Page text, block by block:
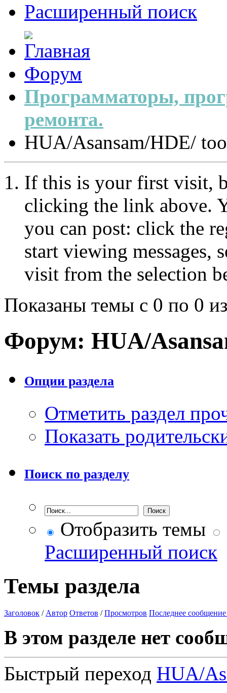
Расширенный поиск
Форум
Программаторы,
ремонта.
HUA/Asansam/HDE/
If this is your first visit,
clicking the link above.
you can post: click the
start viewing messages,
visit from the selection
Показаны темы с 0 по 0
Форум: HUA/
Опции раздела
Отметить раздел
Показать
Поиск по разделу
Отобразить темы
Расширенный поиск
Темы раздела
Заголовок / Автор Ответов /Просмотров Последнее сообщение
В этом разделе нет
Быстрый переход HUA/